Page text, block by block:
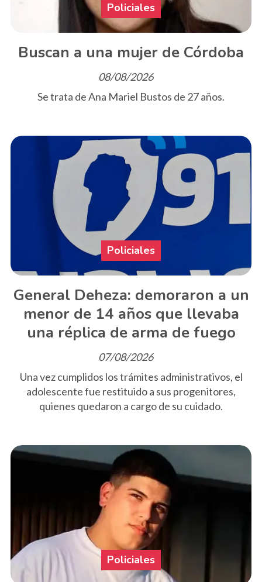
Buscan a una mujer de Córdoba
Policiales
08/08/2026
Se trata de Ana Mariel Bustos de 27 años.
General Deheza: demoraron a un
menor de 14 años que llevaba
una réplica de arma de fuego
Policiales
07/08/2026
Una vez cumplidos los trámites administrativos, el
adolescente fue restituido a sus progenitores,
quienes quedaron a cargo de su cuidado.
Policiales